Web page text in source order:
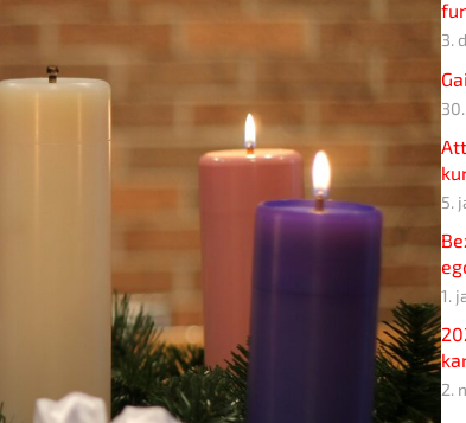
3.
5.
1.
2.